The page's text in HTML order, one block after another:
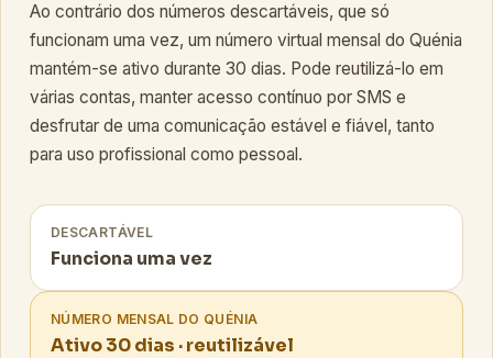
Ao contrário dos números descartáveis, que só
funcionam uma vez, um número virtual mensal do Quénia
mantém-se ativo durante 30 dias. Pode reutilizá-lo em
várias contas, manter acesso contínuo por SMS e
desfrutar de uma comunicação estável e fiável, tanto
para uso profissional como pessoal.
DESCARTÁVEL
Funciona uma vez
NÚMERO MENSAL DO QUÉNIA
Ativo 30 dias · reutilizável